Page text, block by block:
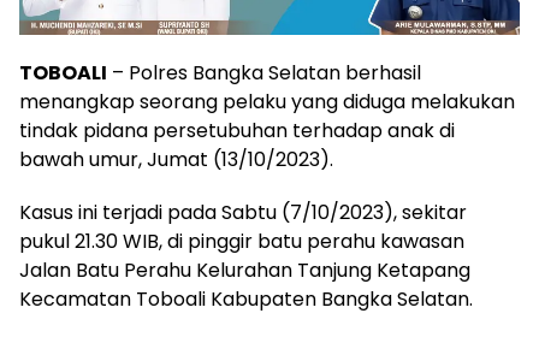
TOBOALI – Polres Bangka Selatan berhasil
menangkap seorang pelaku yang diduga melakukan
tindak pidana persetubuhan terhadap anak di
bawah umur, Jumat (13/10/2023).
Kasus ini terjadi pada Sabtu (7/10/2023), sekitar
pukul 21.30 WIB, di pinggir batu perahu kawasan
Jalan Batu Perahu Kelurahan Tanjung Ketapang
Kecamatan Toboali Kabupaten Bangka Selatan.